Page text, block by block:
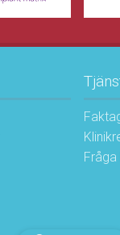
Fråga